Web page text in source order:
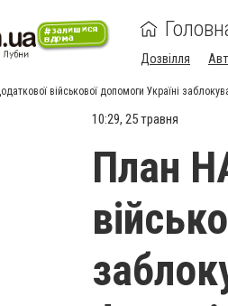
Дозвілля
військової допомоги Україні
10:29, 25 травня
План